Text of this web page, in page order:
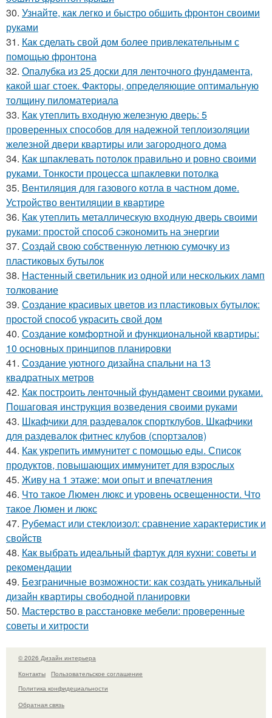
30. Узнайте, как легко и быстро обшить фронтон своими
руками
31. Как сделать свой дом более привлекательным с
помощью фронтона
32. Опалубка из 25 доски для ленточного фундамента,
какой шаг стоек. Факторы, определяющие оптимальную
толщину пиломатериала
33. Как утеплить входную железную дверь: 5
проверенных способов для надежной теплоизоляции
железной двери квартиры или загородного дома
34. Как шпаклевать потолок правильно и ровно своими
руками. Тонкости процесса шпаклевки потолка
35. Вентиляция для газового котла в частном доме.
Устройство вентиляции в квартире
36. Как утеплить металлическую входную дверь своими
руками: простой способ сэкономить на энергии
37. Создай свою собственную летнюю сумочку из
пластиковых бутылок
38. Настенный светильник из одной или нескольких ламп
толкование
39. Создание красивых цветов из пластиковых бутылок:
простой способ украсить свой дом
40. Создание комфортной и функциональной квартиры:
10 основных принципов планировки
41. Создание уютного дизайна спальни на 13
квадратных метров
42. Как построить ленточный фундамент своими руками.
Пошаговая инструкция возведения своими руками
43. Шкафчики для раздевалок спортклубов. Шкафчики
для раздевалок фитнес клубов (спортзалов)
44. Как укрепить иммунитет с помощью еды. Список
продуктов, повышающих иммунитет для взрослых
45. Живу на 1 этаже: мои опыт и впечатления
46. Что такое Люмен люкс и уровень освещенности. Что
такое Люмен и люкс
47. Рубемаст или стеклоизол: сравнение характеристик и
свойств
48. Как выбрать идеальный фартук для кухни: советы и
рекомендации
49. Безграничные возможности: как создать уникальный
дизайн квартиры свободной планировки
50. Мастерство в расстановке мебели: проверенные
советы и хитрости
© 2026 Дизайн интерьера
Контакты
Пользовательское соглашение
Политика конфидециальности
Обратная связь